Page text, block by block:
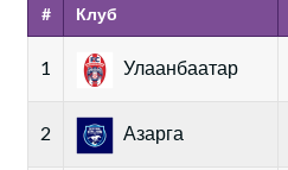
# Клуб
1 Улаанбаатар
2 Азарга